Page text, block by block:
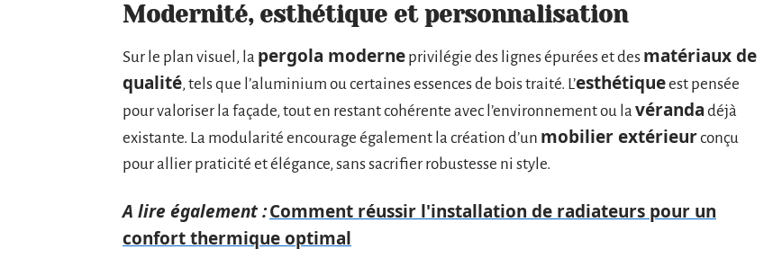
Modernité, esthétique et personnalisation
Sur le plan visuel, la pergola moderne privilégie des lignes épurées et des matériaux de
qualité, tels que l’aluminium ou certaines essences de bois traité. L’esthétiqueest pensée
pour valoriser la façade, tout en restant cohérente avec l’environnement ou la véranda déjà
existante. La modularité encourage également la création d’un mobilier extérieurconçu
pour allier praticité et élégance, sans sacrifier robustesse ni style.
A lire également :Comment réussir l'installation de radiateurs pour un
confort thermique optimal